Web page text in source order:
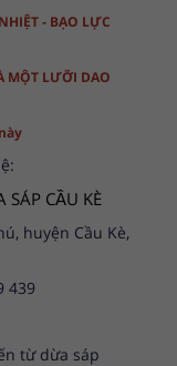
- BẠO LỰC
MỘT LƯỠI DAO
SÁP CẦU KÈ
huyện Cầu Kè,
439
từ dừa sáp